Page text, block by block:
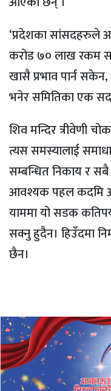
‘प्रदेशका सांसदहरुले
करोड ७० लाख रकम
खासै प्रभाव पार्न सकेन,
भनेर समितिका एक
शिव मन्दिर त्रीवेणी
त्यस समस्यालाई
सम्बन्धित निकाय र सबै
आवश्यक पहल कदमि
याममा यो सडक
सक्नु हुदैन। हिउँदमा
छैन।